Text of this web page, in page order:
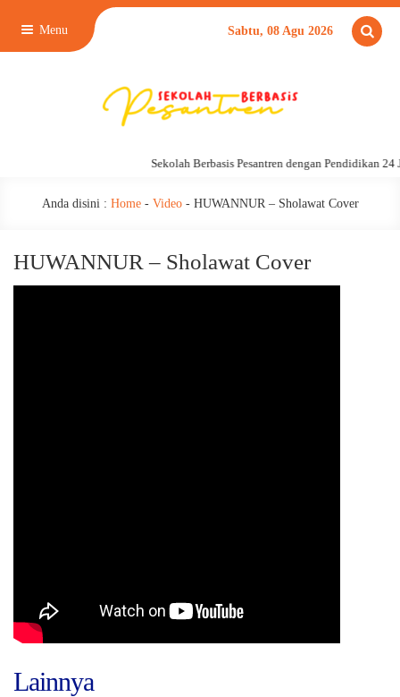
Menu Sabtu, 08 Agu 2026
Sekolah Berbasis Pesantren dengan Pendidikan 24
Anda disini : Home- Video- HUWANNUR – Sholawat Cover
HUWANNUR – Sholawat Cover
Lainnya